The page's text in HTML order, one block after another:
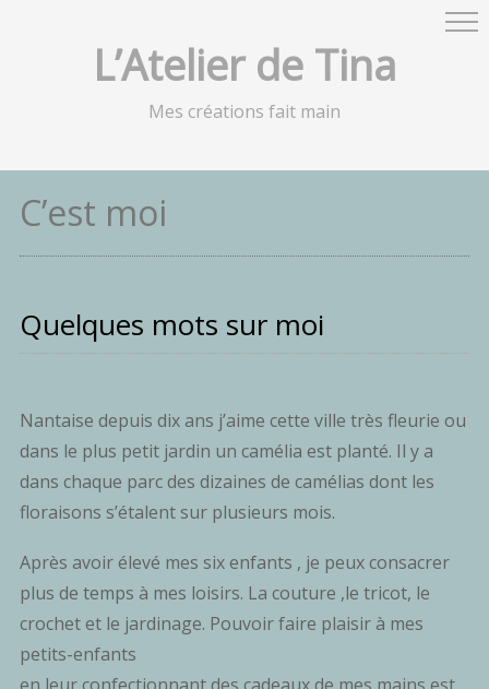
L’Atelier de Tina
Mes créations fait main
C’est moi
Quelques mots sur moi
Nantaise depuis dix ans j’aime cette ville très fleurie ou
dans le plus petit jardin un camélia est planté. Il y a
dans chaque parc des dizaines de camélias dont les
floraisons s’étalent sur plusieurs mois.
Après avoir élevé mes six enfants , je peux consacrer
plus de temps à mes loisirs. La couture ,le tricot, le
crochet et le jardinage. Pouvoir faire plaisir à mes
petits-enfants